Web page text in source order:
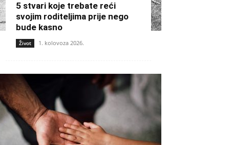
5 stvari koje trebate reći
svojim roditeljima prije nego
bude kasno
Život 1. kolovoza 2026.